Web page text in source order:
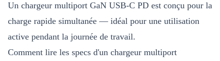
Un chargeur multiport GaN USB-C PD est conçu pour la
charge rapide simultanée — idéal pour une utilisation
active pendant la journée de travail.
Comment lire les specs d'un chargeur multiport